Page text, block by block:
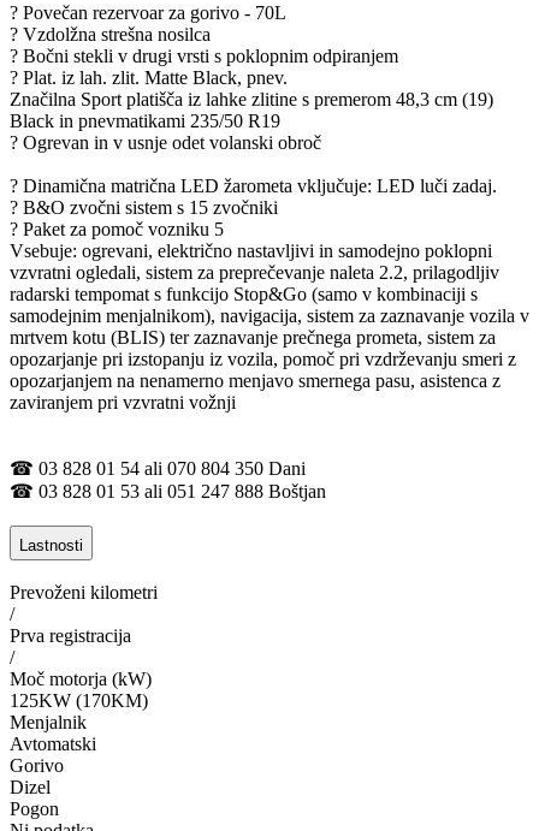
? Povečan rezervoar za gorivo - 70L
? Vzdolžna strešna nosilca
? Bočni stekli v drugi vrsti s poklopnim odpiranjem
? Plat. iz lah. zlit. Matte Black, pnev.
Značilna Sport platišča iz lahke zlitine s premerom 48,3 cm (19)
Black in pnevmatikami 235/50 R19
? Ogrevan in v usnje odet volanski obroč
? Dinamična matrična LED žarometa vključuje: LED luči zadaj.
? B&O zvočni sistem s 15 zvočniki
? Paket za pomoč vozniku 5
Vsebuje: ogrevani, električno nastavljivi in samodejno poklopni
vzvratni ogledali, sistem za preprečevanje naleta 2.2, prilagodljiv
radarski tempomat s funkcijo Stop&Go (samo v kombinaciji s
samodejnim menjalnikom), navigacija, sistem za zaznavanje vozila v
mrtvem kotu (BLIS) ter zaznavanje prečnega prometa, sistem za
opozarjanje pri izstopanju iz vozila, pomoč pri vzdrževanju smeri z
opozarjanjem na nenamerno menjavo smernega pasu, asistenca z
zaviranjem pri vzvratni vožnji
☎ 03 828 01 54 ali 070 804 350 Dani
☎ 03 828 01 53 ali 051 247 888 Boštjan
Lastnosti
Prevoženi kilometri
/
Prva registracija
/
Moč motorja (kW)
125KW (170KM)
Menjalnik
Avtomatski
Gorivo
Dizel
Pogon